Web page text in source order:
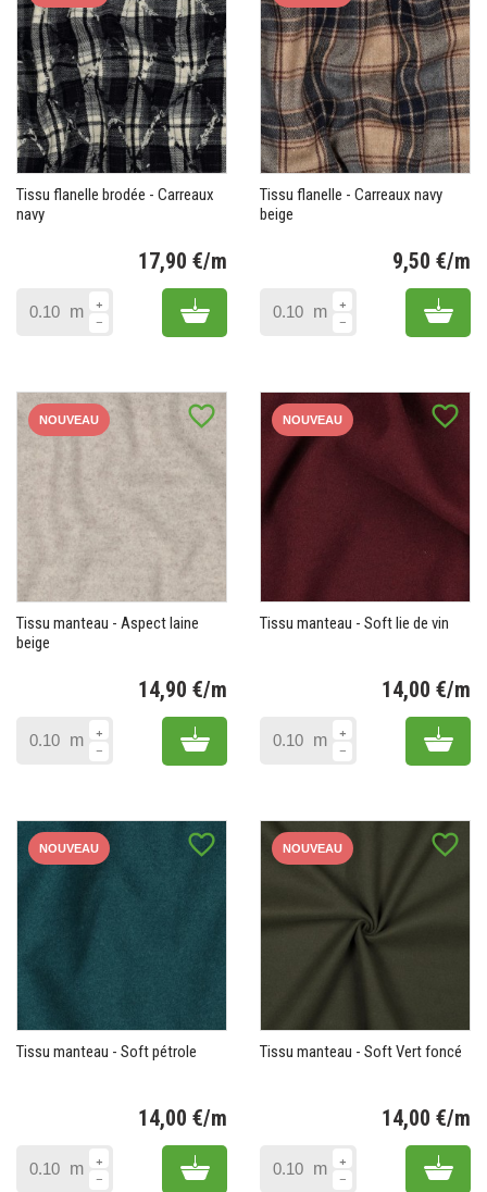
Tissu flanelle brodée - Carreaux
navy
17,90 €/m
m Add to cart
Tissu flanelle - Carreaux navy
beige
9,50 €/m
m Add
favorite_border
NOUVEAU
Tissu manteau - Aspect laine
beige
14,90 €/m
m Add to cart
favorite_border
NOUVEAU
Tissu manteau - Soft lie de vin
14,00 €/m
m Add
favorite_border
NOUVEAU
Tissu manteau - Soft pétrole
14,00 €/m
m Add to cart
favorite_border
NOUVEAU
Tissu manteau - Soft Vert foncé
14,00 €/m
m Add